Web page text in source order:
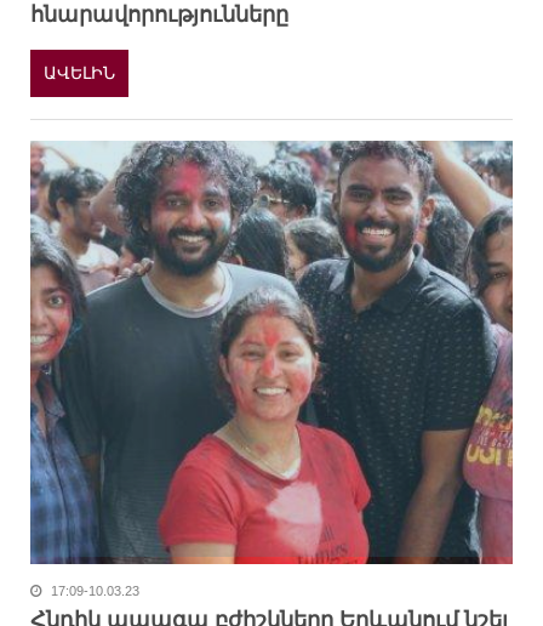
հնարավորությունները
ԱՎԵԼԻՆ
17:09-10.03.23
Հնդիկ ապագա բժիշկները Երևանում նշել